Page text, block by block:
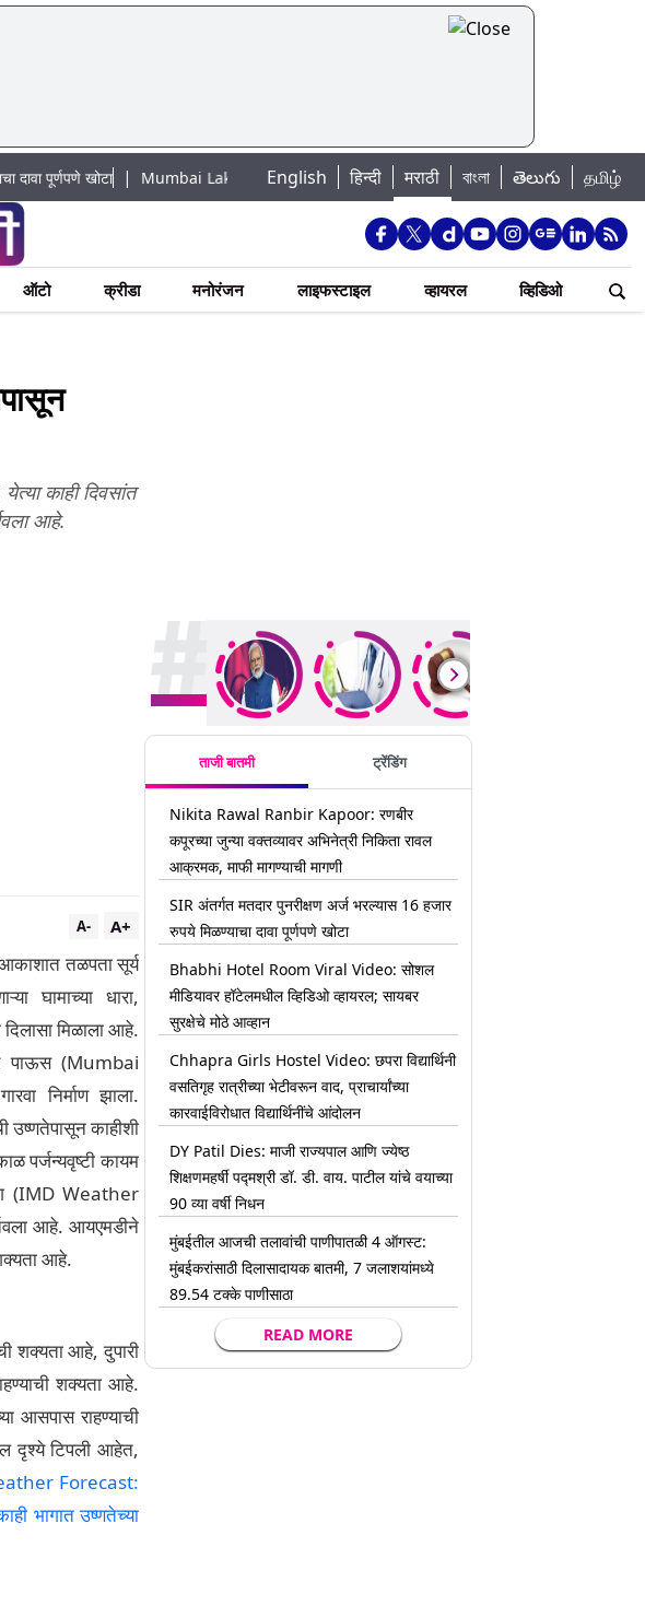
खोटा|Mumbai Lake Water Levels: मुंबई पाणीपुरवठा अपडेट: शहरातील 7 तलावांमधील जलसाठा 88.93
English हिन्दी मराठी বাংলা తెలుగు தமிழ்
ऑटो क्रीडा मनोरंजन लाइफस्टाइल व्हायरल व्हिडिओ
काही दिवसांत
आहे.
A+
A-
तळपता सूर्य
घामाच्या धारा,
मिळाला आहे.
पाऊस (Mumbai
निर्माण झाला.
उष्णतेपासून काहीशी
पर्जन्यवृष्टी कायम
(IMD Weather
आहे. आयएमडीने
आहे.
शक्यता आहे, दुपारी
शक्यता आहे.
आसपास राहण्याची
दृश्ये टिपली आहेत,
Forecast:
भागात उष्णतेच्या
ताजी बातमी ट्रेंडिंग
Nikita Rawal Ranbir Kapoor: रणबीर
कपूरच्या जुन्या वक्तव्यावर अभिनेत्री निकिता रावल
आक्रमक, माफी मागण्याची मागणी
SIR अंतर्गत मतदार पुनरीक्षण अर्ज भरल्यास 16 हजार
रुपये मिळण्याचा दावा पूर्णपणे खोटा
Bhabhi Hotel Room Viral Video: सोशल
मीडियावर हॉटेलमधील व्हिडिओ व्हायरल; सायबर
सुरक्षेचे मोठे आव्हान
Chhapra Girls Hostel Video: छपरा विद्यार्थिनी
वसतिगृह रात्रीच्या भेटीवरून वाद, प्राचार्यांच्या
कारवाईविरोधात विद्यार्थिनींचे आंदोलन
DY Patil Dies: माजी राज्यपाल आणि ज्येष्ठ
शिक्षणमहर्षी पद्मश्री डॉ. डी. वाय. पाटील यांचे वयाच्या
90 व्या वर्षी निधन
मुंबईतील आजची तलावांची पाणीपातळी 4 ऑगस्ट:
मुंबईकरांसाठी दिलासादायक बातमी, 7 जलाशयांमध्ये
89.54 टक्के पाणीसाठा
READ MORE